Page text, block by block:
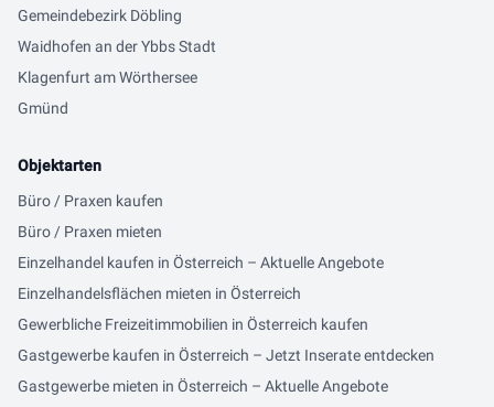
Gemeindebezirk Döbling
Waidhofen an der Ybbs Stadt
Klagenfurt am Wörthersee
Gmünd
Objektarten
Büro / Praxen kaufen
Büro / Praxen mieten
Einzelhandel kaufen in Österreich – Aktuelle Angebote
Einzelhandelsflächen mieten in Österreich
Gewerbliche Freizeitimmobilien in Österreich kaufen
Gastgewerbe kaufen in Österreich – Jetzt Inserate entdecken
Gastgewerbe mieten in Österreich – Aktuelle Angebote